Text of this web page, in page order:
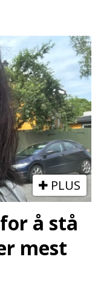
PLUS
å stå
mest